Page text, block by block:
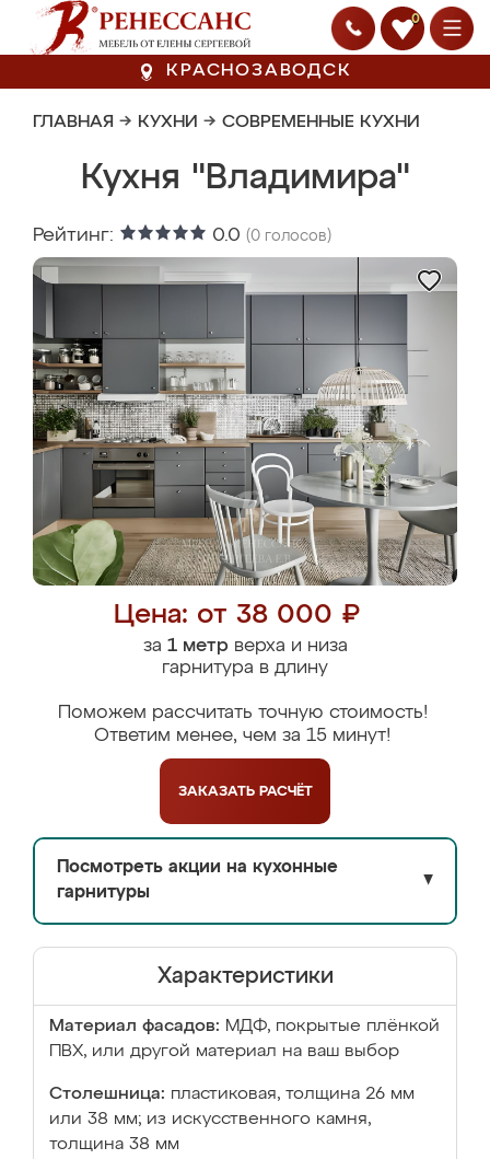
0
КРАСНОЗАВОДСК
ГЛАВНАЯ → КУХНИ → СОВРЕМЕННЫЕ КУХНИ
Кухня "Владимира"
Рейтинг: 0.0 (0 голосов)
Цена: от 38 000 ₽
за 1 метрверха и низа
гарнитура в длину
Поможем рассчитать точную стоимость!
Ответим менее, чем за 15 минут!
ЗАКАЗАТЬ РАСЧЁТ
Посмотреть акции на кухонные
гарнитуры
▼
Характеристики
Материал фасадов: МДФ, покрытые плёнкой
ПВХ, или другой материал на ваш выбор
Столешница: пластиковая, толщина 26 мм
или 38 мм; из искусственного камня,
толщина 38 мм